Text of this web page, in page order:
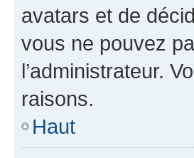
avatars et de
vous ne pouvez
l’administrateur.
raisons.
Haut